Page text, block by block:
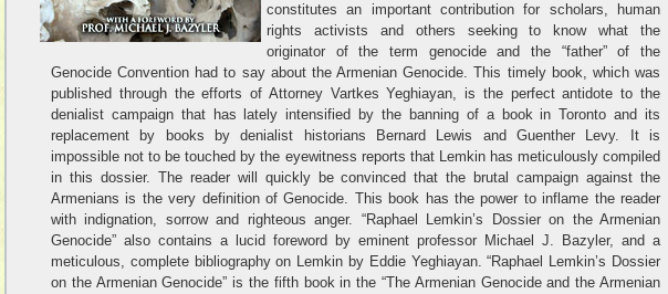
constitutes an important contribution for scholars, human
rights activists and others seeking to know what the
originator of the term genocide and the “father” of the
Genocide Convention had to say about the Armenian Genocide. This timely book, which was
published through the efforts of Attorney Vartkes Yeghiayan, is the perfect antidote to the
denialist campaign that has lately intensified by the banning of a book in Toronto and its
replacement by books by denialist historians Bernard Lewis and Guenther Levy. It is
impossible not to be touched by the eyewitness reports that Lemkin has meticulously compiled
in this dossier. The reader will quickly be convinced that the brutal campaign against the
Armenians is the very definition of Genocide. This book has the power to inflame the reader
with indignation, sorrow and righteous anger. “Raphael Lemkin’s Dossier on the Armenian
Genocide” also contains a lucid foreword by eminent professor Michael J. Bazyler, and a
meticulous, complete bibliography on Lemkin by Eddie Yeghiayan. “Raphael Lemkin’s Dossier
on the Armenian Genocide” is the fifth book in the “The Armenian Genocide and the Armenian